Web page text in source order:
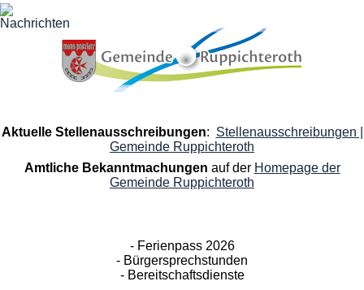
Aktuelle Stellenausschreibungen: Stellenausschreibungen |
Gemeinde Ruppichteroth
Amtliche Bekanntmachungen auf der Homepage der
Gemeinde Ruppichteroth
- Ferienpass 2026
- Bürgersprechstunden
- Bereitschaftsdienste